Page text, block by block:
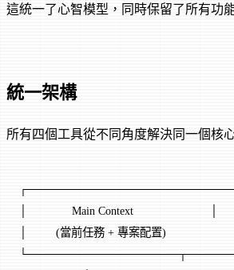
這統一了心智模型，同時保留了所有功
統一架構
所有四個工具從不同角度解決同一個核
│              Main Context                        │
│         (當前任務 + 專案配置)                     │